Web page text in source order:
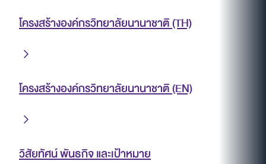
โครงสร้างองค์กรวิทยาลัยนานาชาติ (TH)
โครงสร้างองค์กรวิทยาลัยนานาชาติ (EN)
วิสัยทัศน์ พันธกิจ และเป้าหมาย